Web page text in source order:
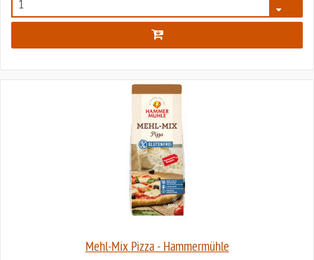
124
Mehl-Mix Pizza - Hammermühle